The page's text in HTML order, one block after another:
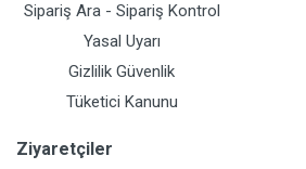
Sipariş Ara - Sipariş Kontrol
Yasal Uyarı
Gizlilik Güvenlik
Tüketici Kanunu
Ziyaretçiler